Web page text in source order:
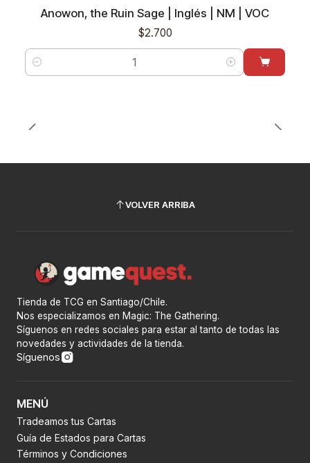
Anowon, the Ruin Sage | Inglés | NM | VOC
$2.700
Cantidad
VOLVER ARRIBA
Tienda de TCG en Santiago/Chile.
Nos especializamos en Magic: The Gathering.
Síguenos en redes sociales para estar al tanto de todas las
novedades y actividades de la tienda.
Síguenos
MENÚ
Tradeamos tus Cartas
Guía de Estados para Cartas
Términos y Condiciones